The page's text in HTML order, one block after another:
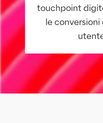
touchpoint
le conversioni